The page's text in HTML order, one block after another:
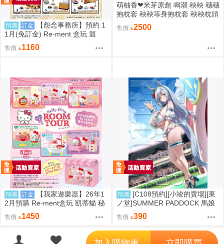
預購 訂金
【怨念事務所】預約 1
1月(免訂金) Re-ment 盒玩 迴
轉、幸福的一盤 藏壽司 中盒6入
0823
售價 1160
萌柚香❤米芽原創 鳴潮 秧秧 穗穗
抱枕套 秧秧等身抱枕套 秧秧枕頭
套 穗穗枕套 動漫等身抱枕套
售價 2500
預購 訂金
【我家遊樂器】26年1
2月預購 Re-ment盒玩 凱蒂貓 秘
密房間之旅
售價 1450
預購 [C108預約][小竣的賣場][東
ノ堂]SUMMER PADDOCK 馬娘
同人誌id=3787232
售價 390